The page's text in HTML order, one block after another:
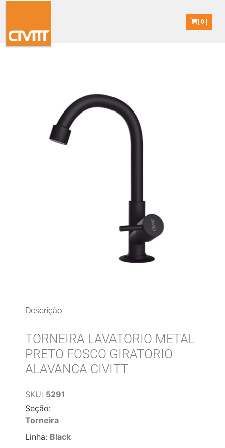
[0]
Descrição:
TORNEIRA LAVATORIO METAL
PRETO FOSCO GIRATORIO
ALAVANCA CIVITT
SKU: 5291
Seção:
Torneira
Linha: Black